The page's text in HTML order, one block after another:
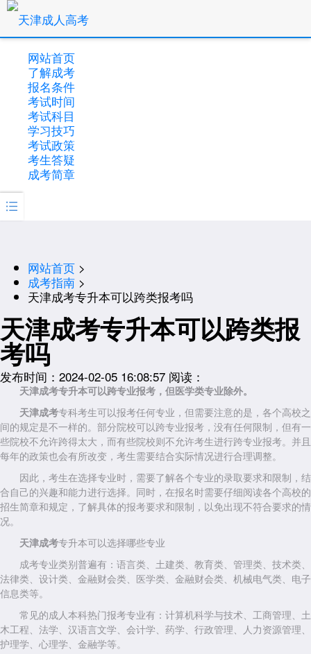
网站首页
了解成考
报名条件
考试时间
考试科目
学习技巧
考试政策
考生答疑
成考简章

网站首页 >
成考指南 >
天津成考专升本可以跨类报考吗
天津成考专升本可以跨类报
考吗
发布时间：2024-02-05 16:08:57 阅读：
天津成考专升本可以跨专业报考，但医学类专业除外。
天津成考专科考生可以报考任何专业，但需要注意的是，各个高校之
间的规定是不一样的。部分院校可以跨专业报考，没有任何限制，但有一
些院校不允许跨得太大，而有些院校则不允许考生进行跨专业报考。并且
每年的政策也会有所改变，考生需要结合实际情况进行合理调整。
因此，考生在选择专业时，需要了解各个专业的录取要求和限制，结
合自己的兴趣和能力进行选择。同时，在报名时需要仔细阅读各个高校的
招生简章和规定，了解具体的报考要求和限制，以免出现不符合要求的情
况。
天津成考专升本可以选择哪些专业
成考专业类别普遍有：语言类、土建类、教育类、管理类、技术类、
法律类、设计类、金融财会类、医学类、金融财会类、机械电气类、电子
信息类等。
常见的成人本科热门报考专业有：计算机科学与技术、工商管理、土
木工程、法学、汉语言文学、会计学、药学、行政管理、人力资源管理、
护理学、心理学、金融学等。